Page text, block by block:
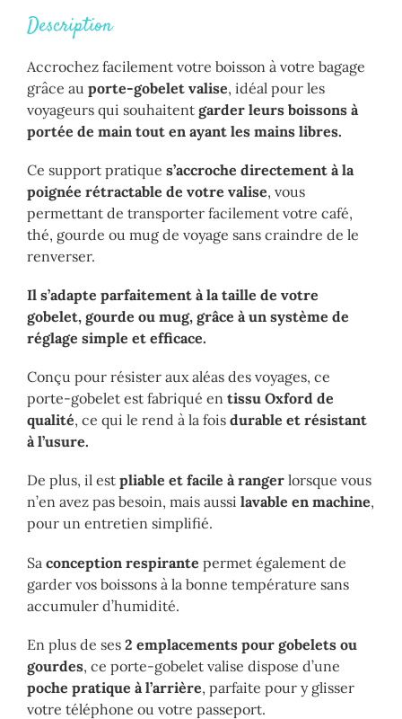
Description
Accrochez facilement votre boisson à votre bagage
grâce au porte-gobelet valise, idéal pour les
voyageurs qui souhaitent garder leurs boissons à
portée de main tout en ayant les mains libres.
Ce support pratique s’accroche directement à la
poignée rétractable de votre valise, vous
permettant de transporter facilement votre café,
thé, gourde ou mug de voyage sans craindre de le
renverser.
Il s’adapte parfaitement à la taille de votre
gobelet, gourde ou mug, grâce à un système de
réglage simple et efficace.
Conçu pour résister aux aléas des voyages, ce
porte-gobelet est fabriqué en tissu Oxford de
qualité, ce qui le rend à la fois durable et résistant
à l’usure.
De plus, il est pliable et facile à ranger lorsque vous
n’en avez pas besoin, mais aussi lavable en machine,
pour un entretien simplifié.
Sa conception respirante permet également de
garder vos boissons à la bonne température sans
accumuler d’humidité.
En plus de ses 2 emplacements pour gobelets ou
gourdes, ce porte-gobelet valise dispose d’une
poche pratique à l’arrière, parfaite pour y glisser
votre téléphone ou votre passeport.